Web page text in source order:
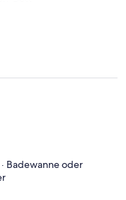
Badewanne oder